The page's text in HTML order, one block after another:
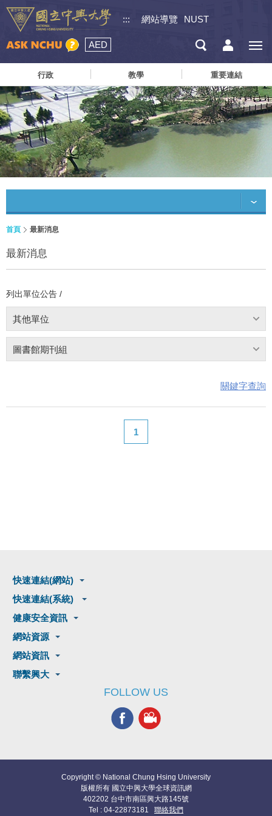
::: 網站導覽 NUST
AED
行政 教學 重要連結
首頁 最新消息
最新消息
列出單位公告 /
其他單位
圖書館期刊組
關鍵字查詢
1
快速連結(網站)
快速連結(系統)
健康安全資訊
網站資源
網站資訊
聯繫興大
FOLLOW US
Copyright © National Chung Hsing University
版權所有 國立中興大學全球資訊網
402202 台中市南區興大路145號
Tel : 04-22873181 聯絡我們